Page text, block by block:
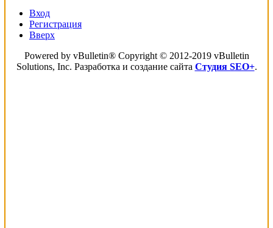
Вход
Регистрация
Вверх
Powered by vBulletin® Copyright © 2012-2019 vBulletin
Solutions, Inc. Разработка и создание сайта Студия SEO+.